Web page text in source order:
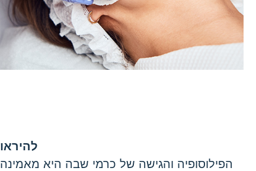
ואתם "מתים" לפוצץ את החצ'קונים המגעילים. מתביישים
ללכת לבית הספר? מתוסכלים?
הפילוסופיה והגישה של כרמי שבה היא